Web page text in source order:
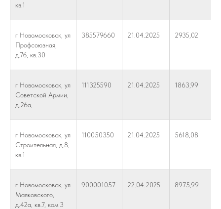
кв.1
г Новомосковск, ул
Профсоюзная,
д.7б, кв.30
385579660 21.04.2025 2935,02
г Новомосковск, ул
Советской Армии,
д.26а,
111325590 21.04.2025 1863,99
г Новомосковск, ул
Строительная, д.8,
кв.1
110050350 21.04.2025 5618,08
г Новомосковск, ул
Маяковского,
д.42а, кв.7, ком.3
900001057 22.04.2025 8975,99